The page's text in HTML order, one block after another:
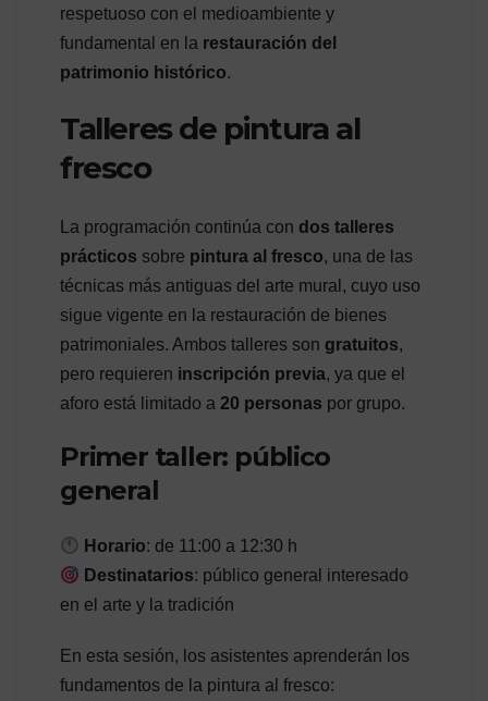
respetuoso con el medioambiente y
fundamental en la restauración del
patrimonio histórico.
Talleres de pintura al
fresco
La programación continúa con dos talleres
prácticos sobre pintura al fresco, una de las
técnicas más antiguas del arte mural, cuyo uso
sigue vigente en la restauración de bienes
patrimoniales. Ambos talleres son gratuitos,
pero requieren inscripción previa, ya que el
aforo está limitado a 20 personas por grupo.
Primer taller: público
general
Horario: de 11:00 a 12:30 h
Destinatarios: público general interesado
en el arte y la tradición
En esta sesión, los asistentes aprenderán los
fundamentos de la pintura al fresco: